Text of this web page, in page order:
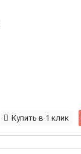
Купить в 1 клик